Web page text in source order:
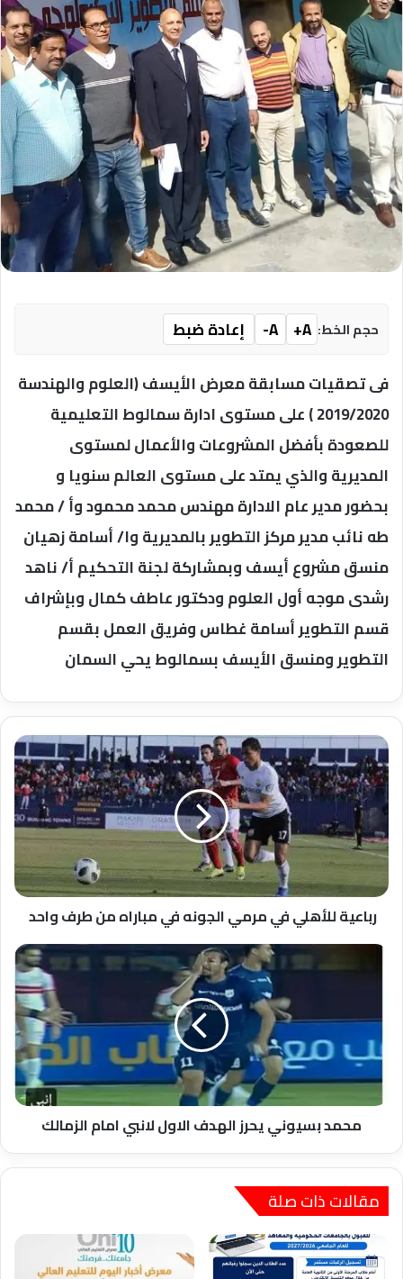
حجم الخط: A+
A-
إعادة ضبط
فى تصقيات مسابقة معرض الأيسف (العلوم والهندسة
2019/2020 ) على مستوى ادارة سمالوط التعليمية
للصعودة بأفضل المشروعات والأعمال لمستوى
المديرية والذي يمتد على مستوى العالم سنويا و
بحضور مدير عام الادارة مهندس محمد محمود وأ / محمد
طه نائب مدير مركز التطوير بالمديرية وا/ أسامة زهيان
منسق مشروع أيسف وبمشاركة لجنة التحكيم أ/ ناهد
رشدى موجه أول العلوم ودكتور عاطف كمال وبإشراف
قسم التطوير أسامة غطاس وفريق العمل بقسم
التطوير ومنسق الأيسف بسمالوط يحي السمان
رباعية
للأهلي
في
مرمي
الجونه
في
مباراه
طرف
واحد
رباعية للأهلي في مرمي الجونه في مباراه من طرف واحد
محمد
الاول
لانبي
امام
الزمالك
محمد بسيوني يحرز الهدف الاول لانبي امام الزمالك
مقالات ذات صلة